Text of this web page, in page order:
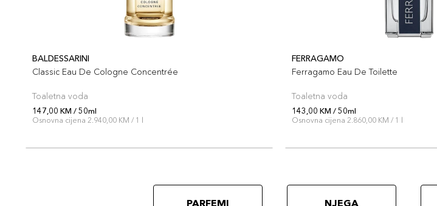
BALDESSARINI
Classic Eau De Cologne Concentrée
Toaletna voda
147,00 KM / 50ml
Osnovna cijena 2.940,00 KM / 1 l
FERRAGAMO
Ferragamo Eau De Toilette
Toaletna voda
143,00 KM / 50ml
Osnovna cijena 2.860,00 KM / 1 l
PARFEMI NJEGA